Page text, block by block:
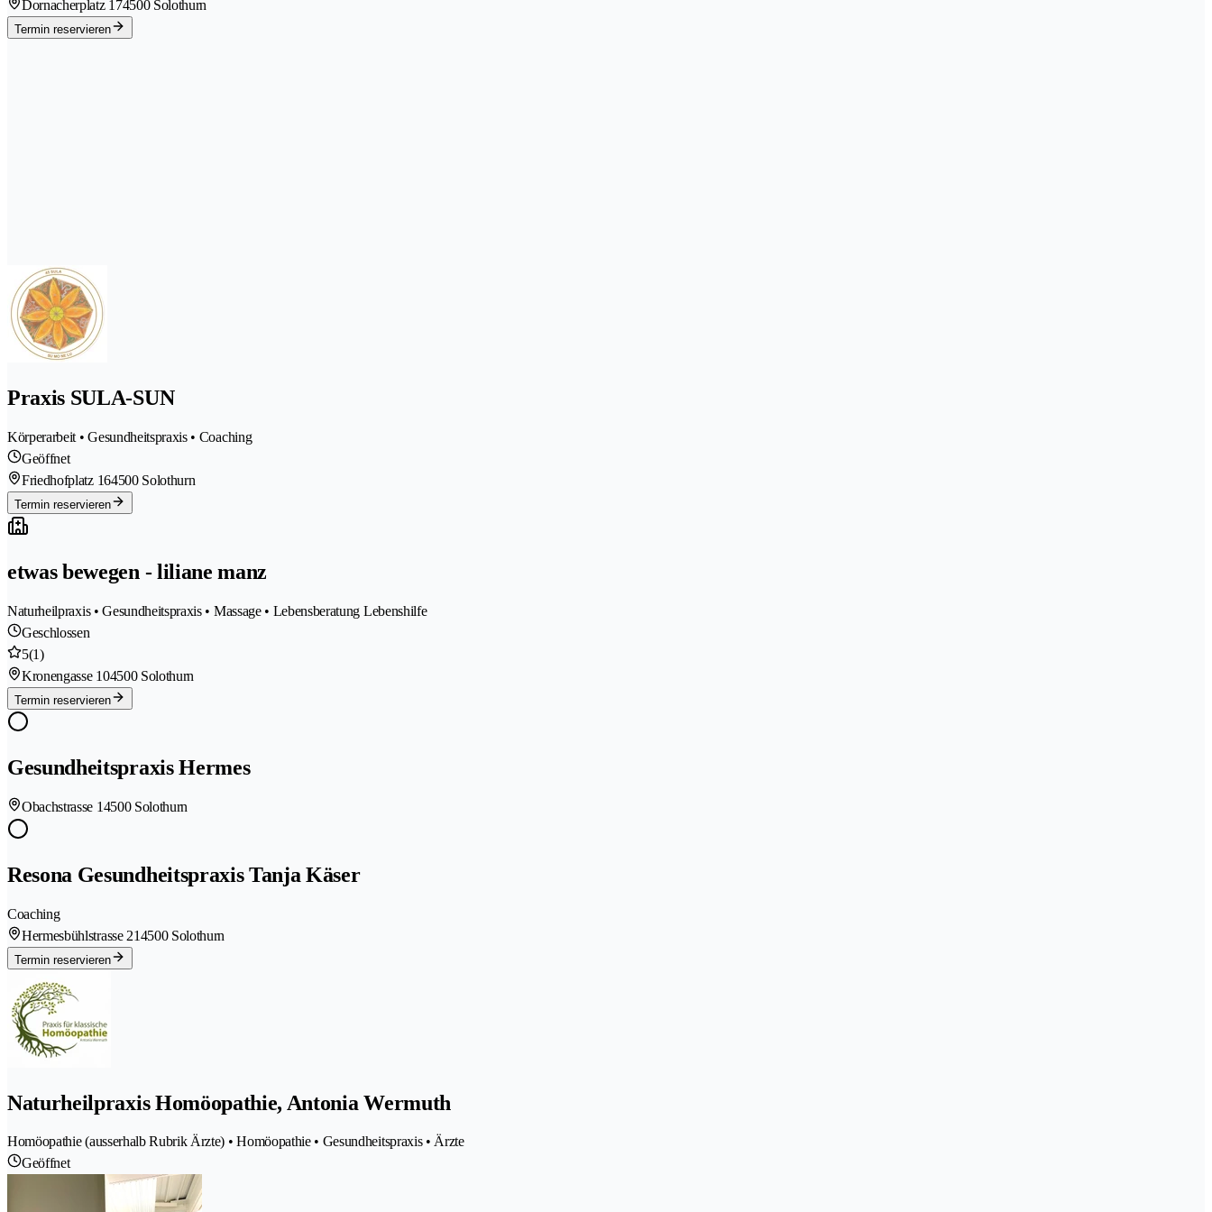
Dornacherplatz 174500 Solothurn
Termin reservieren
Praxis SULA-SUN
Körperarbeit • Gesundheitspraxis • Coaching
Geöffnet
Friedhofplatz 164500 Solothurn
Termin reservieren
etwas bewegen - liliane manz
Naturheilpraxis • Gesundheitspraxis • Massage • Lebensberatung Lebenshilfe
Geschlossen
5(1)
Kronengasse 104500 Solothurn
Termin reservieren
Gesundheitspraxis Hermes
Obachstrasse 14500 Solothurn
Resona Gesundheitspraxis Tanja Käser
Coaching
Hermesbühlstrasse 214500 Solothurn
Termin reservieren
Naturheilpraxis Homöopathie, Antonia Wermuth
Homöopathie (ausserhalb Rubrik Ärzte) • Homöopathie • Gesundheitspraxis • Ärzte
Geöffnet